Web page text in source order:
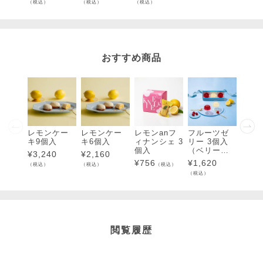
（税込） （税込） （税込）
おすすめ商品
レモンケー
キ9個入
¥3,240
（税込）
レモンケー
キ6個入
¥2,160
（税込）
レモンanフ
ィナンシェ 3
個入
¥756 （税込）
フルーツゼ
リー 3個入
（ベリー＆
ベリーチー
ズ・レモン
＆チーズ）
¥1,620
（税込）
閲覧履歴